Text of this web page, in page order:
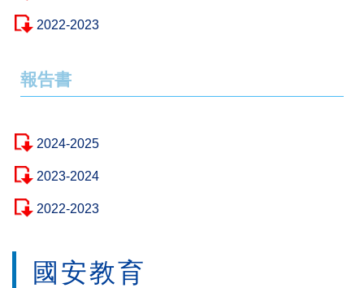
2022-2023
報告書
2024-2025
2023-2024
2022-2023
國安教育